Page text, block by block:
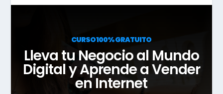
CURSO 100% GRATUITO
Lleva tu Negocio al Mundo
Digital y Aprende a Vender
en Internet